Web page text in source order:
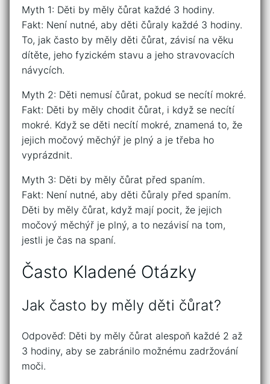
Myth 1: Děti by měly čůrat každé 3 hodiny.
Fakt: Není nutné, aby děti čůraly každé 3 hodiny.
To, jak často by měly děti čůrat, závisí na věku
dítěte, jeho fyzickém stavu a jeho stravovacích
návycích.
Myth 2: Děti nemusí čůrat, pokud se necítí mokré.
Fakt: Děti by měly chodit čůrat, i když se necítí
mokré. Když se děti necítí mokré, znamená to, že
jejich močový měchýř je plný a je třeba ho
vyprázdnit.
Myth 3: Děti by měly čůrat před spaním.
Fakt: Není nutné, aby děti čůraly před spaním.
Děti by měly čůrat, když mají pocit, že jejich
močový měchýř je plný, a to nezávisí na tom,
jestli je čas na spaní.
Často Kladené Otázky
Jak často by měly děti čůrat?
Odpověď: Děti by měly čůrat alespoň každé 2 až
3 hodiny, aby se zabránilo možnému zadržování
moči.